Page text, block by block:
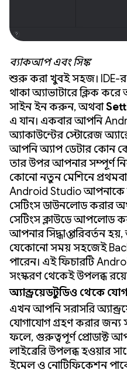
ব্যাকআপ এবং সিঙ্ক
শুরু করা খুবই সহজ। IDE-র
থাকা অ্যাভাটারে ক্লিক
সাইন ইন করুন, অথবা
এ যান। একবার আপনি
অ্যাকাউন্টের স্টোরেজ
আপনি অ্যাপ ডেটার কোন
তার উপর আপনার সম্পূর্ণ
কোনো নতুন মেশিনে
Android Studio আপনাকে
সেটিংস ডাউনলোড করার
সেটিংস ক্লাউডে আপলোড
আপনার সিদ্ধান্ত পরিবর্তন
যেকোনো সময় সহজেই
পারেন। এই ফিচারটি
সংস্করণ থেকেই উপলব্ধ
অ্যান্ড্রয়েড স্টুডিও থেকে
এখন আপনি সরাসরি
যোগাযোগ গ্রহণ করার জন্য
ফলে, গুরুত্বপূর্ণ প্রোডাক্ট
লাইব্রেরি উপলব্ধ হওয়ার
ইমেল ও নোটিফিকেশন